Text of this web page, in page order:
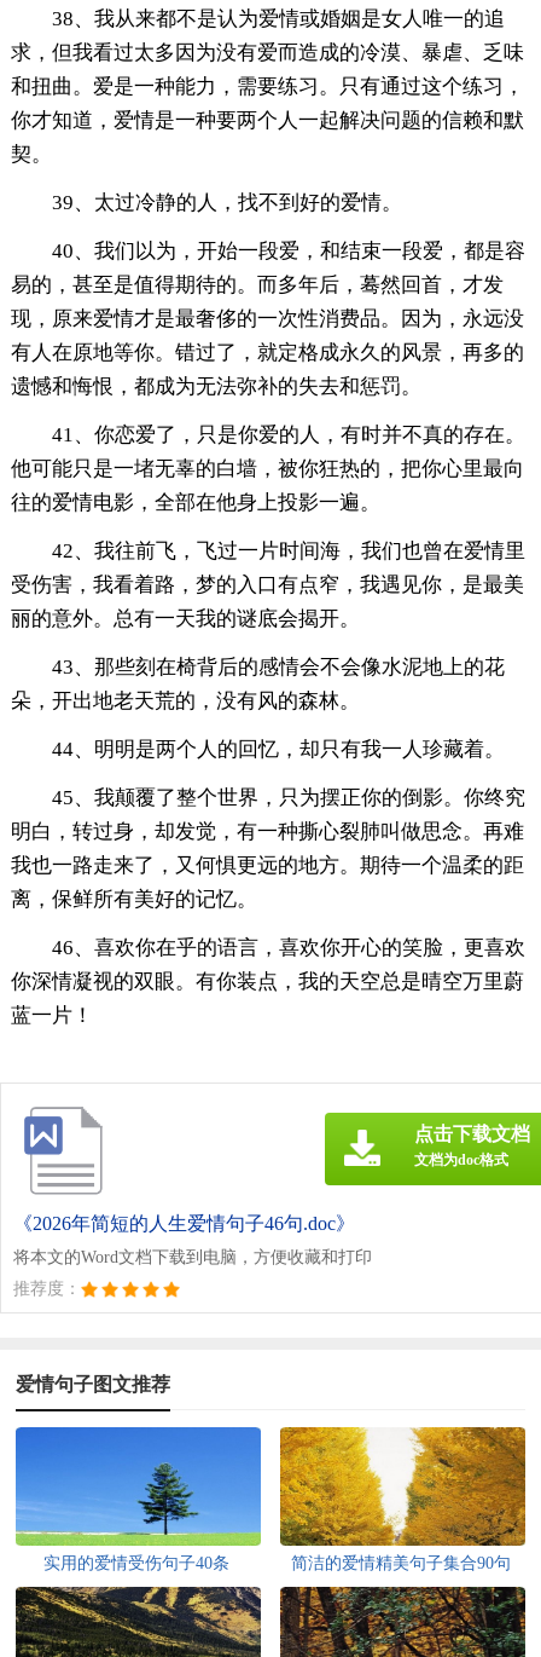
38、我从来都不是认为爱情或婚姻是女人唯一的追
求，但我看过太多因为没有爱而造成的冷漠、暴虐、乏味
和扭曲。爱是一种能力，需要练习。只有通过这个练习，
你才知道，爱情是一种要两个人一起解决问题的信赖和默
契。
39、太过冷静的人，找不到好的爱情。
40、我们以为，开始一段爱，和结束一段爱，都是容
易的，甚至是值得期待的。而多年后，蓦然回首，才发
现，原来爱情才是最奢侈的一次性消费品。因为，永远没
有人在原地等你。错过了，就定格成永久的风景，再多的
遗憾和悔恨，都成为无法弥补的失去和惩罚。
41、你恋爱了，只是你爱的人，有时并不真的存在。
他可能只是一堵无辜的白墙，被你狂热的，把你心里最向
往的爱情电影，全部在他身上投影一遍。
42、我往前飞，飞过一片时间海，我们也曾在爱情里
受伤害，我看着路，梦的入口有点窄，我遇见你，是最美
丽的意外。总有一天我的谜底会揭开。
43、那些刻在椅背后的感情会不会像水泥地上的花
朵，开出地老天荒的，没有风的森林。
44、明明是两个人的回忆，却只有我一人珍藏着。
45、我颠覆了整个世界，只为摆正你的倒影。你终究
明白，转过身，却发觉，有一种撕心裂肺叫做思念。再难
我也一路走来了，又何惧更远的地方。期待一个温柔的距
离，保鲜所有美好的记忆。
46、喜欢你在乎的语言，喜欢你开心的笑脸，更喜欢
你深情凝视的双眼。有你装点，我的天空总是晴空万里蔚
蓝一片！
《2026年简短的人生爱情句子46句.doc》
将本文的Word文档下载到电脑，方便收藏和打印
推荐度：
点击下载文档
文档为doc格式
爱情句子图文推荐
实用的爱情受伤句子40条 简洁的爱情精美句子集合90句